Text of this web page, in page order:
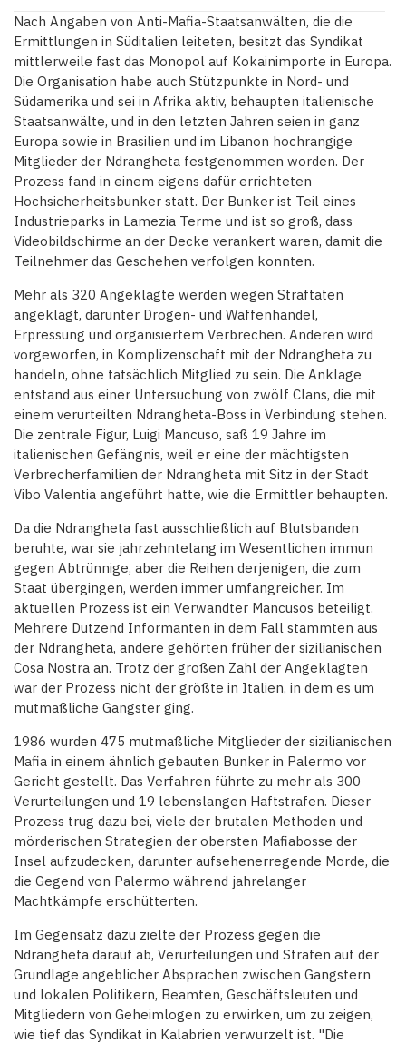
Nach Angaben von Anti-Mafia-Staatsanwälten, die die
Ermittlungen in Süditalien leiteten, besitzt das Syndikat
mittlerweile fast das Monopol auf Kokainimporte in Europa.
Die Organisation habe auch Stützpunkte in Nord- und
Südamerika und sei in Afrika aktiv, behaupten italienische
Staatsanwälte, und in den letzten Jahren seien in ganz
Europa sowie in Brasilien und im Libanon hochrangige
Mitglieder der Ndrangheta festgenommen worden. Der
Prozess fand in einem eigens dafür errichteten
Hochsicherheitsbunker statt. Der Bunker ist Teil eines
Industrieparks in Lamezia Terme und ist so groß, dass
Videobildschirme an der Decke verankert waren, damit die
Teilnehmer das Geschehen verfolgen konnten.
Mehr als 320 Angeklagte werden wegen Straftaten
angeklagt, darunter Drogen- und Waffenhandel,
Erpressung und organisiertem Verbrechen. Anderen wird
vorgeworfen, in Komplizenschaft mit der Ndrangheta zu
handeln, ohne tatsächlich Mitglied zu sein. Die Anklage
entstand aus einer Untersuchung von zwölf Clans, die mit
einem verurteilten Ndrangheta-Boss in Verbindung stehen.
Die zentrale Figur, Luigi Mancuso, saß 19 Jahre im
italienischen Gefängnis, weil er eine der mächtigsten
Verbrecherfamilien der Ndrangheta mit Sitz in der Stadt
Vibo Valentia angeführt hatte, wie die Ermittler behaupten.
Da die Ndrangheta fast ausschließlich auf Blutsbanden
beruhte, war sie jahrzehntelang im Wesentlichen immun
gegen Abtrünnige, aber die Reihen derjenigen, die zum
Staat übergingen, werden immer umfangreicher. Im
aktuellen Prozess ist ein Verwandter Mancusos beteiligt.
Mehrere Dutzend Informanten in dem Fall stammten aus
der Ndrangheta, andere gehörten früher der sizilianischen
Cosa Nostra an. Trotz der großen Zahl der Angeklagten
war der Prozess nicht der größte in Italien, in dem es um
mutmaßliche Gangster ging.
1986 wurden 475 mutmaßliche Mitglieder der sizilianischen
Mafia in einem ähnlich gebauten Bunker in Palermo vor
Gericht gestellt. Das Verfahren führte zu mehr als 300
Verurteilungen und 19 lebenslangen Haftstrafen. Dieser
Prozess trug dazu bei, viele der brutalen Methoden und
mörderischen Strategien der obersten Mafiabosse der
Insel aufzudecken, darunter aufsehenerregende Morde, die
die Gegend von Palermo während jahrelanger
Machtkämpfe erschütterten.
Im Gegensatz dazu zielte der Prozess gegen die
Ndrangheta darauf ab, Verurteilungen und Strafen auf der
Grundlage angeblicher Absprachen zwischen Gangstern
und lokalen Politikern, Beamten, Geschäftsleuten und
Mitgliedern von Geheimlogen zu erwirken, um zu zeigen,
wie tief das Syndikat in Kalabrien verwurzelt ist. "Die